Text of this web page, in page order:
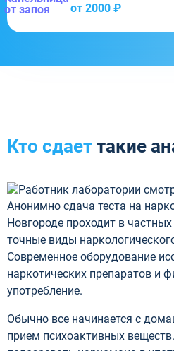
от 2000 ₽
Кто сдает такие
Анонимно сдача теста на
Новгороде проходит в
точные виды
Современное оборудование
наркотических препаратов и
употребление.
Обычно все начинается с
прием психоактивных